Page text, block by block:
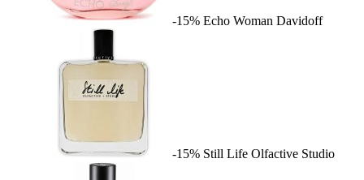
-15% Echo Woman Davidoff
-15% Still Life Olfactive Studio